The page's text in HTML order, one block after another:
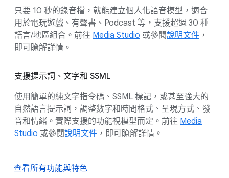
只要 10 秒的錄音檔，就能建立個人化語音模型，適合
用於電玩遊戲、有聲書、Podcast 等，支援超過 30 種
語言/地區組合。前往 Media Studio 或參閱說明文件 ，
即可瞭解詳情。
支援提示詞、文字和 SSML
使用簡單的純文字指令碼、SSML 標記，或甚至強大的
自然語言提示詞，調整數字和時間格式、呈現方式、發
音和情緒。實際支援的功能視模型而定。 前往 Media
Studio 或參閱說明文件 ，即可瞭解詳情。
查看所有功能與特色